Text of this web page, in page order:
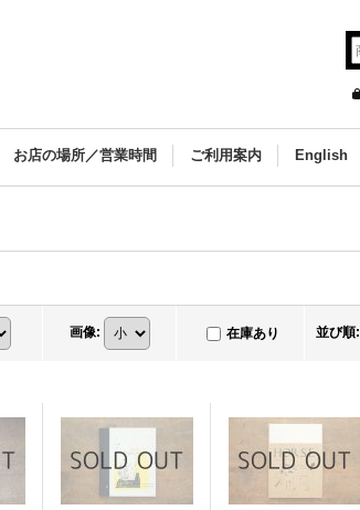
お店の場所／営業時間 ご利用案内 English
画像: 在庫あり 並び順: